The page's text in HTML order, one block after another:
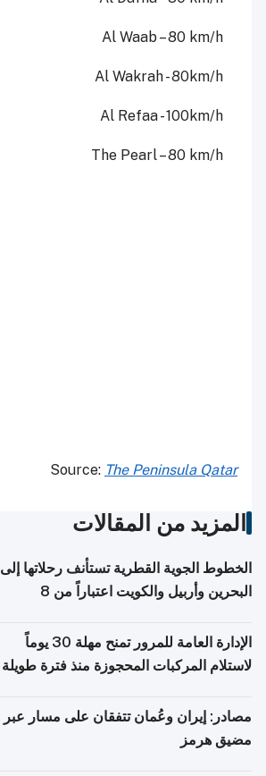
Source: The Peninsula Qatar
المزيد من المقالات
الخطوط الجوية القطرية تستأنف رحلاتها إلى
البحرين وأربيل والكويت اعتباراً من 8
الإدارة العامة للمرور تمنح مهلة 30 يوماً
لاستلام المركبات المحجوزة منذ فترة طويلة
مصادر: إيران وعُمان تتفقان على مسار عبر
مضيق هرمز